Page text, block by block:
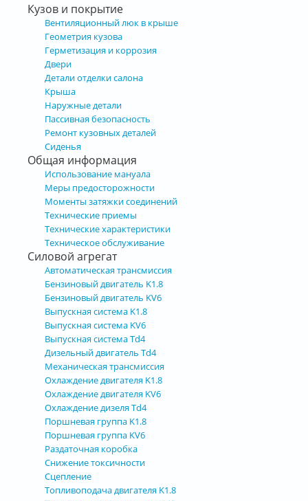
Кузов и покрытие
Вентиляционный люк в крыше
Геометрия кузова
Герметизация и коррозия
Двери
Детали отделки салона
Крыша
Наружные детали
Пассивная безопасность
Ремонт кузовных деталей
Сиденья
Общая информация
Использование мануала
Меры предосторожности
Моменты затяжки соединений
Технические приемы
Технические характеристики
Техническое обслуживание
Силовой агрегат
Автоматическая трансмиссия
Бензиновый двигатель K1.8
Бензиновый двигатель KV6
Выпускная система K1.8
Выпускная система KV6
Выпускная система Td4
Дизельный двигатель Td4
Механическая трансмиссия
Охлаждение двигателя K1.8
Охлаждение двигателя KV6
Охлаждение дизеля Td4
Поршневая группа K1.8
Поршневая группа KV6
Раздаточная коробка
Снижение токсичности
Сцепление
Топливоподача двигателя K1.8